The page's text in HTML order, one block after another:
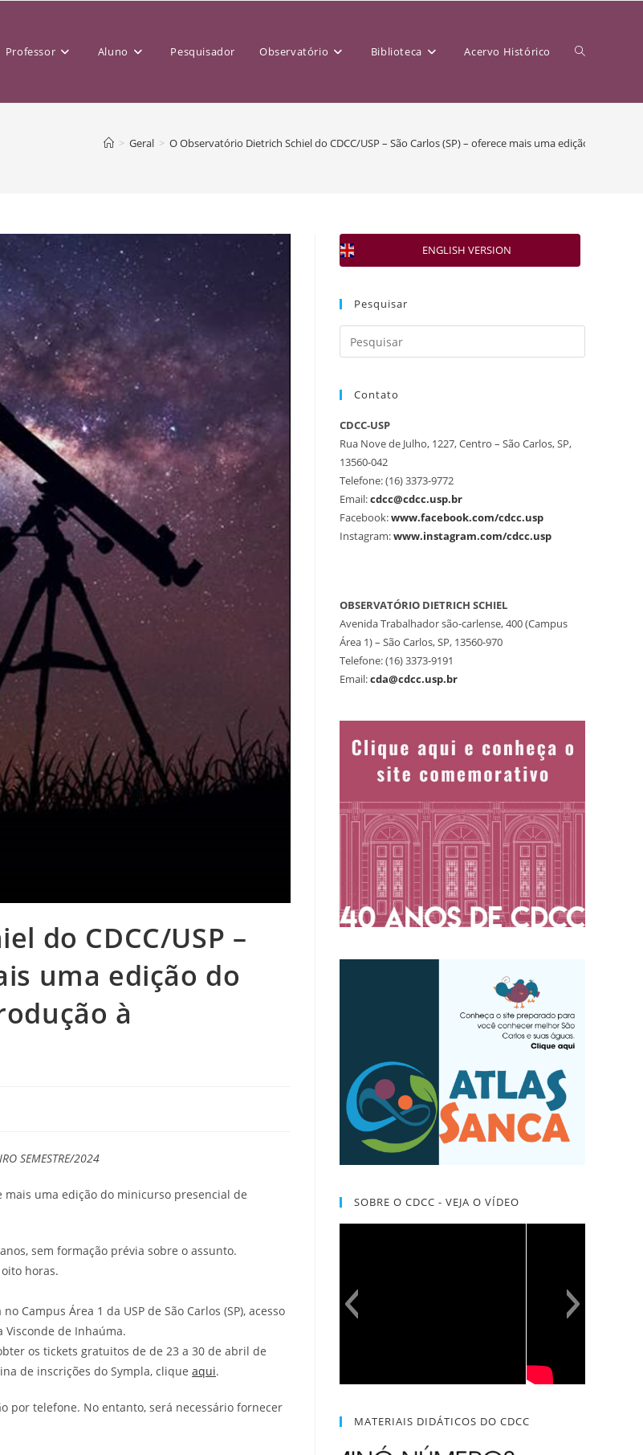
Professor Aluno Pesquisador Observatório Biblioteca Acervo Histórico
> Geral > O Observatório Dietrich Schiel do CDCC/USP – São Carlos (SP) – oferece mais uma edição do
do CDCC/USP –
uma edição do
à
SEMESTRE/2024
mais uma edição do minicurso presencial de
sem formação prévia sobre o assunto.
horas.
Campus Área 1 da USP de São Carlos (SP), acesso
Visconde de Inhaúma.
os tickets gratuitos de de 23 a 30 de abril de
de inscrições do Sympla, clique aqui.
por telefone. No entanto, será necessário fornecer
ENGLISH VERSION
Pesquisar
Contato
CDCC-USP
Rua Nove de Julho, 1227, Centro – São Carlos, SP,
13560-042
Telefone: (16) 3373-9772
Email:cdcc@cdcc.usp.br
Facebook:www.facebook.com/cdcc.usp
Instagram:www.instagram.com/cdcc.usp
OBSERVATÓRIO DIETRICH SCHIEL
Avenida Trabalhador são-carlense, 400 (Campus
Área 1) – São Carlos, SP, 13560-970
Telefone: (16) 3373-9191
Email:cda@cdcc.usp.br
SOBRE O CDCC - VEJA O VÍDEO
MATERIAIS DIDÁTICOS DO CDCC